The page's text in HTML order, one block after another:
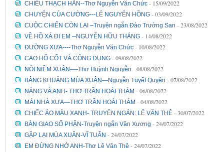
CHIỀU THẠCH HÃN--Thơ Nguyễn Văn Chức - 15/09/2022
CHUYỆN CỦA CƯỜNG---LÊ NGUYÊN HỒNG - 03/09/2022
CUỘC CHIẾN CÒN LẠI –Truyện ngắn Đào Trường San - 23/08/2022
VỀ HỒ XÁ ĐI EM --NGUYỄN HỮU THẮNG - 14/08/2022
ĐƯỜNG XƯA----Thơ Nguyễn Văn Chức - 10/08/2022
CAO HỔ CỐT VÀ CÔNG DỤNG - 09/08/2022
NỖI NIỀM XUÂN----Thơ Huỳnh Nguyễn - 08/08/2022
BÂNG KHUÂNG MÙA XUÂN---Nguyễn Tuyết Quyên - 07/08/2022
NẮNG VÀ ANH- THƠ TRẦN HOÀI THẮM - 06/08/2022
MÁI NHÀ XƯA---THƠ TRẦN HOÀI THẮM - 04/08/2022
CHIẾC ÁO MÀU XANH- TRUYÊN NGẮN: LÊ VĂN THÊ - 30/07/2022
BÀN GIAO SỐ PHẬN-Truyện ngắn Văn Xương - 24/07/2022
GẶP LẠI MÙA XUÂN-VĨ TUẤN - 24/07/2022
EM ĐỪNG NHỚ ANH-Thơ Lê Văn Thê - 24/07/2022